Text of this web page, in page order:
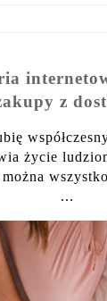
z
życie
...